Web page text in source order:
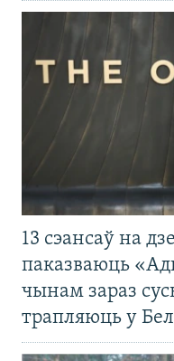
13 сэансаў на
паказваюць
чынам зараз
трапляюць у